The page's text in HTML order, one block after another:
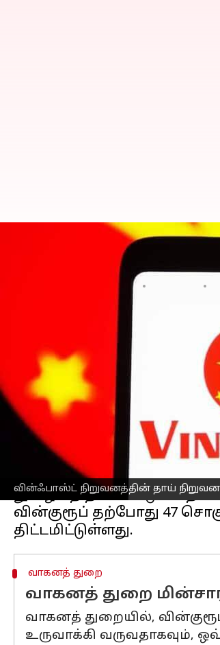
வின்ஃபாஸ்ட் நிறுவனத்தின் தாய்
வின்ஃபாஸ்ட்
துறைகளில்
Sekar Chinnappan
வியட்நாமின் மிகப்பெரிய
நோக்கத்தில் திட்டங்களை
வாகனம் மற்றும்
கவனம் செலுத்த உள்ளது.
வின்குரூப்பின் துணை
வின்குரூப் தலைவர், தனது
தெரிவித்தார்.
ஸ்மார்ட் நகரத்
நுழையத்
வின்குரூப் தற்போது 47
வாகனத் துறை
வாகனத் துறை
வாகனத் துறையில்,
உருவாக்கி வருவதாகவும்,